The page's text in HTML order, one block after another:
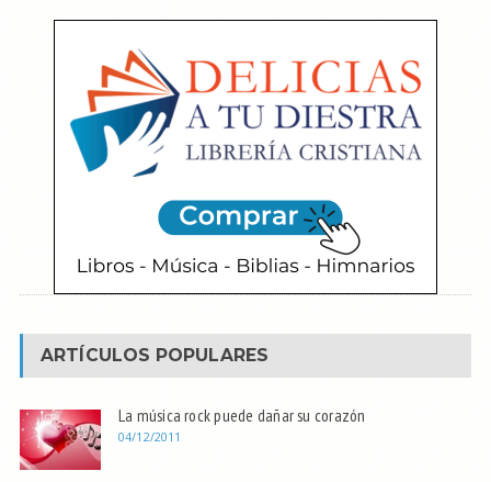
ARTÍCULOS POPULARES
La música rock puede dañar su corazón
04/12/2011